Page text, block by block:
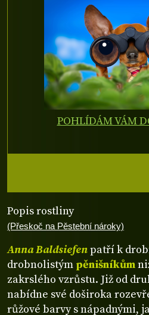
Popis rostliny
(Přeskoč na Pěstební nároky)
Anna Baldsiefenpatří k
drobnolistým pěnišníkům
zakrslého vzrůstu. Již od
nabídne své doširoka
růžové barvy s nápadnými,
POHLÍDÁM VÁM